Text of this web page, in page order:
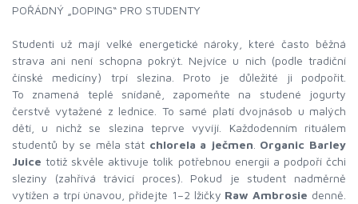
POŘÁDNÝ „DOPING“ PRO STUDENTY
Studenti už mají velké energetické nároky, které často běžná
strava ani není schopna pokrýt. Nejvíce u nich (podle tradiční
čínské medicíny) trpí slezina. Proto je důležité ji podpořit.
To znamená teplé snídaně, zapomeňte na studené jogurty
čerstvě vytažené z lednice. To samé platí dvojnásob u malých
dětí, u nichž se slezina teprve vyvíjí. Každodenním rituálem
studentů by se měla stát chlorela a ječmen Organic Barley
Juice totiž skvěle aktivuje tolik potřebnou energii a podpoří čchi
sleziny (zahřívá trávicí proces). Pokud je student nadměrně
vytížen a trpí únavou, přidejte 1–2 lžičky Raw Ambrosie denně.